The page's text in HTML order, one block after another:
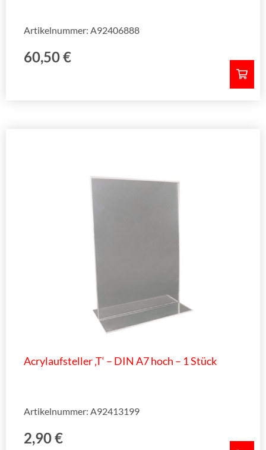
60,50€
Artikelnummer: A92406888
Acrylaufsteller ‚T‘ – DIN A7 hoch – 1 Stück
2,90€
Artikelnummer: A92413199